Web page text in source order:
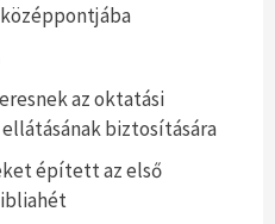
az oktatási
biztosítására
épített az első